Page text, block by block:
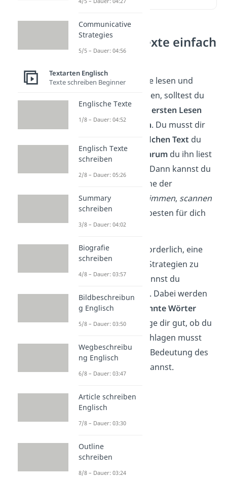
Englische Texte einfach
erklärt
Um englische Texte lesen und
verstehen zu können, solltest du
dir schon vor dem ersten Lesen
Gedanken machen. Du musst dir
welchen Text du
lesen willst und
warum du ihn liest
oder lesen musst. Dann kannst du
entscheiden, welche der
Lesestrategien
skimmen, scannen
odergliedern
am besten für dich
geeignet ist.
Oft ist es auch erforderlich, eine
Kombination
der Strategien zu
nutzen. Danach kannst du
anfangen zu lesen. Dabei werden
dir immer
unbekannte Wörter
begegnen. Überlege dir gut, ob du
jedes Wort nachschlagen musst
oder ob du dir die Bedeutung des
Wortes herleiten kannst.
Communicative
Strategies
5/5 – Dauer: 04:56
Textarten Englisch
Texte schreiben Beginner
Englische Texte
1/8 – Dauer: 04:52
Englisch Texte
schreiben
2/8 – Dauer: 05:26
Summary
schreiben
3/8 – Dauer: 04:02
Biografie
schreiben
4/8 – Dauer: 03:57
Bildbeschreibun
g Englisch
5/8 – Dauer: 03:50
Wegbeschreibu
ng Englisch
6/8 – Dauer: 03:47
Article schreiben
Englisch
7/8 – Dauer: 03:30
Outline
schreiben
8/8 – Dauer: 03:24